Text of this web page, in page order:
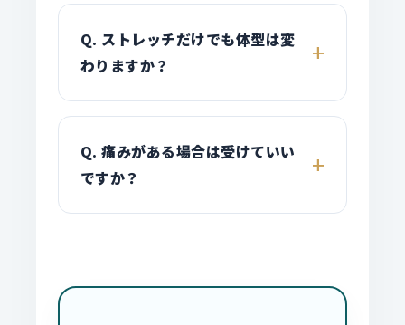
Q. ストレッチだけでも体型は変
わりますか？
Q. 痛みがある場合は受けていい
ですか？